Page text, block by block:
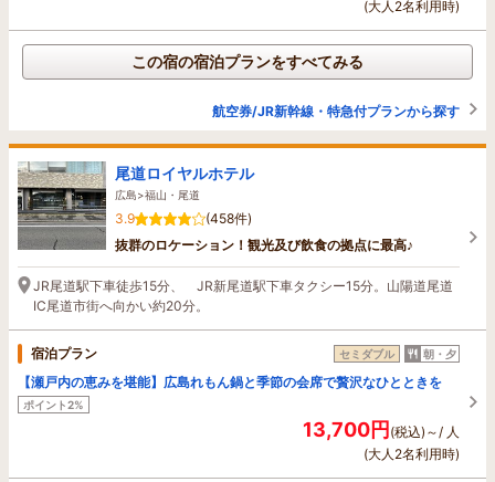
(大人2名利用時)
この宿の宿泊プランをすべてみる
航空券/JR新幹線・特急付プランから探す
尾道ロイヤルホテル
広島>福山・尾道
3.9
(458件)
抜群のロケーション！観光及び飲食の拠点に最高♪
JR尾道駅下車徒歩15分、 JR新尾道駅下車タクシー15分。山陽道尾道
IC尾道市街へ向かい約20分。
宿泊プラン セミダブル 朝・夕
【瀬戸内の恵みを堪能】広島れもん鍋と季節の会席で贅沢なひとときを
ポイント2%
13,700円(税込)～/ 人
(大人2名利用時)